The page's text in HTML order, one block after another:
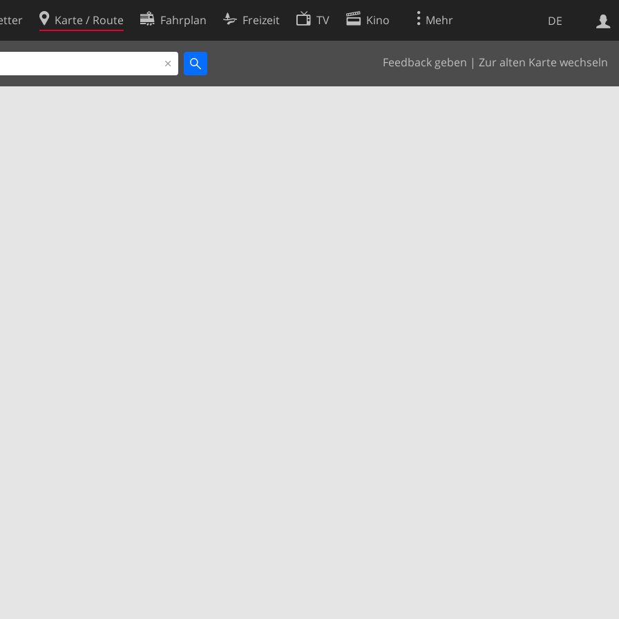
DE
Karte / Route Fahrplan Freizeit TV Kino Mehr
Feedback geben | Zur alten Karte wechseln
Websuche
Cookie-Richtlinie
Cookie-Einstellungen